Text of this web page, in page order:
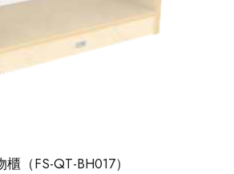
櫃（FS-QT-BH017）